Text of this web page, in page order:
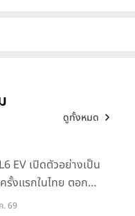
ดูทั้งหมด
EV เปิดตัวอย่างเป็น
รั้งแรกในไทย ตอกย้ำ
“Drive Your
. 69